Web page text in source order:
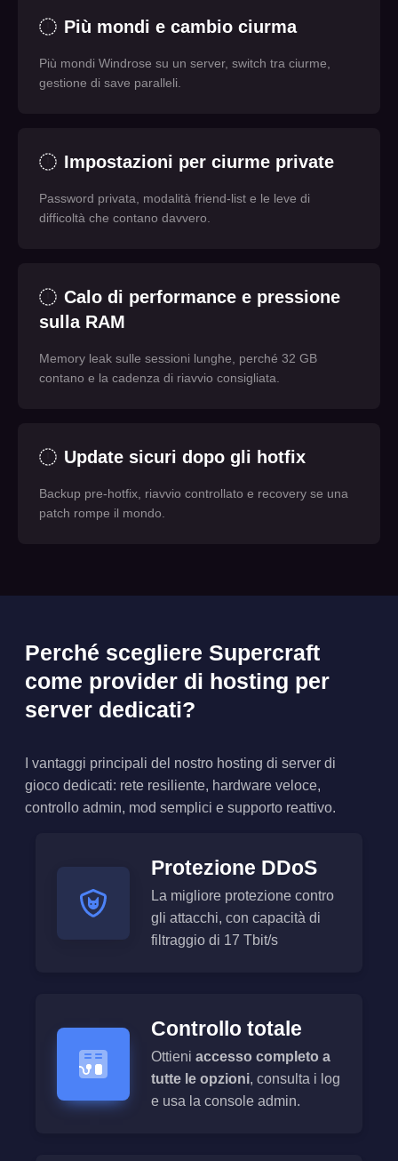
Più mondi e cambio ciurma
Più mondi Windrose su un server, switch tra ciurme,
gestione di save paralleli.
Impostazioni per ciurme private
Password privata, modalità friend-list e le leve di
difficoltà che contano davvero.
Calo di performance e pressione
sulla RAM
Memory leak sulle sessioni lunghe, perché 32 GB
contano e la cadenza di riavvio consigliata.
Update sicuri dopo gli hotfix
Backup pre-hotfix, riavvio controllato e recovery se una
patch rompe il mondo.
Perché scegliere Supercraft
come provider di hosting per
server dedicati?
I vantaggi principali del nostro hosting di server di
gioco dedicati: rete resiliente, hardware veloce,
controllo admin, mod semplici e supporto reattivo.
Protezione DDoS
La migliore protezione contro
gli attacchi, con capacità di
filtraggio di 17 Tbit/s
Controllo totale
Ottieni accesso completo a
tutte le opzioni, consulta i log
e usa la console admin.